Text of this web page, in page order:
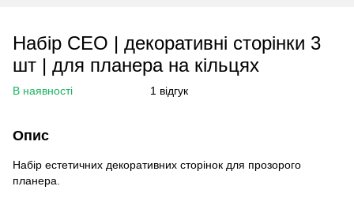
Набір CEO | декоративні сторінки 3
шт | для планера на кільцях
В наявності 1 відгук
Опис
Набір естетичних декоративних сторінок для прозорого
планера.